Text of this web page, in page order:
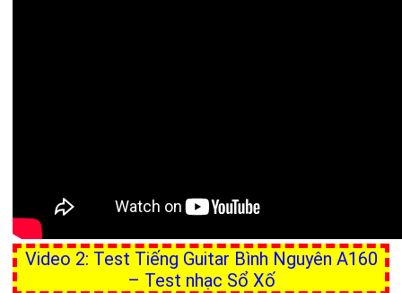
Video 2: Test Tiếng Guitar Bình Nguyên A160
– Test nhạc Sổ Xố